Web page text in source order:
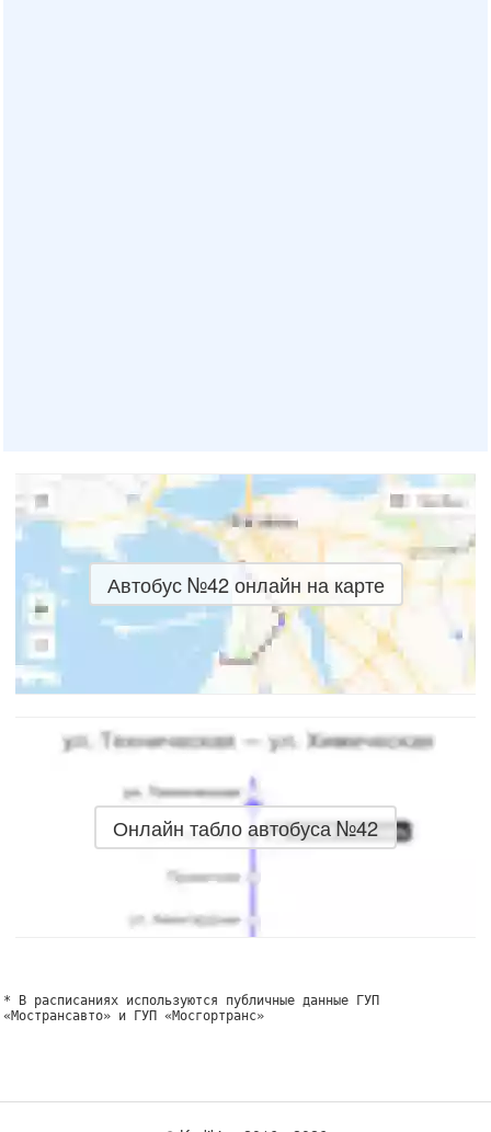
Автобус №42 онлайн на карте
Онлайн табло автобуса №42
* В расписаниях используются публичные данные ГУП
«Мострансавто» и ГУП «Мосгортранс»